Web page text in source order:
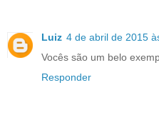
Luiz 4 de abril de 2015
Vocês são um belo
Responder